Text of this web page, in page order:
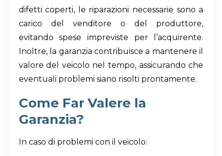
difetti coperti, le riparazioni necessarie sono a
carico del venditore o del produttore,
evitando spese impreviste per l’acquirente.
Inoltre, la garanzia contribuisce a mantenere il
valore del veicolo nel tempo, assicurando che
eventuali problemi siano risolti prontamente.
Come Far Valere la
Garanzia?
In caso di problemi con il veicolo: